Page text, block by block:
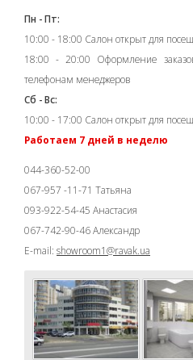
Пн - Пт:
10:00 - 18:00 Салон открыт для
18:00 - 20:00 Оформление
телефонам менеджеров
Сб - Вс:
10:00 - 17:00 Салон открыт для
Работаем 7 дней в неделю
044-360-52-00
067-957 -11-71 Татьяна
093-922-54-45 Анастасия
067-742-90-46 Александр
E-mail: showroom1@ravak.ua